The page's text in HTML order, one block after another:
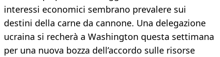
interessi economici sembrano prevalere sui
destini della carne da cannone. Una delegazione
ucraina si recherà a Washington questa settimana
per una nuova bozza dell’accordo sulle risorse